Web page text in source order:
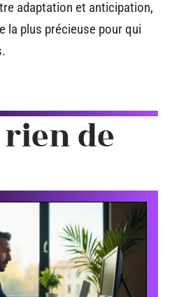
adaptation et anticipation,
la plus précieuse pour qui
de